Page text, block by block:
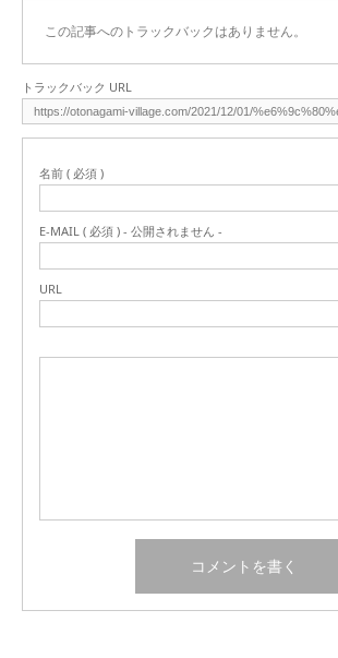
この記事へのトラックバックはありません。
トラックバック URL
名前 ( 必須 )
E-MAIL ( 必須 ) - 公開されません -
URL